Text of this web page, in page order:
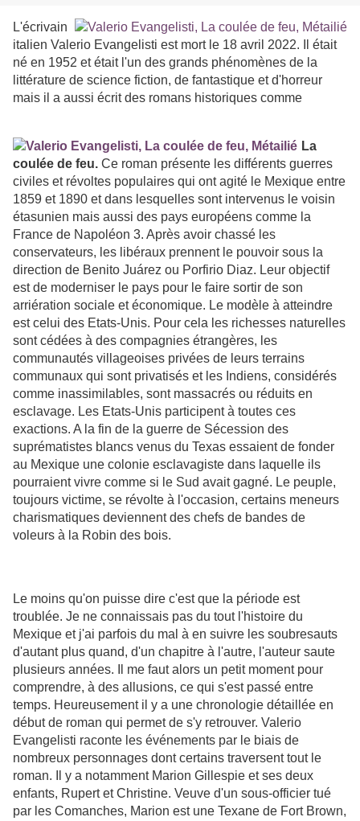
L'écrivain
italien Valerio Evangelisti est mort le 18 avril 2022. Il était
né en 1952 et était l'un des grands phénomènes de la
littérature de science fiction, de fantastique et d'horreur
mais il a aussi écrit des romans historiques comme
La
coulée de feu. Ce roman présente les différents guerres
civiles et révoltes populaires qui ont agité le Mexique entre
1859 et 1890 et dans lesquelles sont intervenus le voisin
étasunien mais aussi des pays européens comme la
France de Napoléon 3. Après avoir chassé les
conservateurs, les libéraux prennent le pouvoir sous la
direction de Benito Juárez ou Porfirio Diaz. Leur objectif
est de moderniser le pays pour le faire sortir de son
arriération sociale et économique. Le modèle à atteindre
est celui des Etats-Unis. Pour cela les richesses naturelles
sont cédées à des compagnies étrangères, les
communautés villageoises privées de leurs terrains
communaux qui sont privatisés et les Indiens, considérés
comme inassimilables, sont massacrés ou réduits en
esclavage. Les Etats-Unis participent à toutes ces
exactions. A la fin de la guerre de Sécession des
suprématistes blancs venus du Texas essaient de fonder
au Mexique une colonie esclavagiste dans laquelle ils
pourraient vivre comme si le Sud avait gagné. Le peuple,
toujours victime, se révolte à l'occasion, certains meneurs
charismatiques deviennent des chefs de bandes de
voleurs à la Robin des bois.
Le moins qu'on puisse dire c'est que la période est
troublée. Je ne connaissais pas du tout l'histoire du
Mexique et j'ai parfois du mal à en suivre les soubresauts
d'autant plus quand, d'un chapitre à l'autre, l'auteur saute
plusieurs années. Il me faut alors un petit moment pour
comprendre, à des allusions, ce qui s'est passé entre
temps. Heureusement il y a une chronologie détaillée en
début de roman qui permet de s'y retrouver. Valerio
Evangelisti raconte les événements par le biais de
nombreux personnages dont certains traversent tout le
roman. Il y a notamment Marion Gillespie et ses deux
enfants, Rupert et Christine. Veuve d'un sous-officier tué
par les Comanches, Marion est une Texane de Fort Brown,